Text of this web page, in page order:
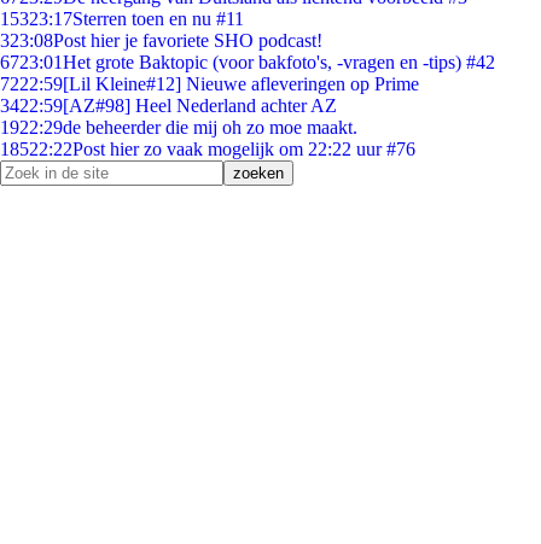
15323:17Sterren toen en nu #11
323:08Post hier je favoriete SHO podcast!
6723:01Het grote Baktopic (voor bakfoto's, -vragen en -tips) #42
7222:59[Lil Kleine#12] Nieuwe afleveringen op Prime
3422:59[AZ#98] Heel Nederland achter AZ
1922:29de beheerder die mij oh zo moe maakt.
18522:22Post hier zo vaak mogelijk om 22:22 uur #76